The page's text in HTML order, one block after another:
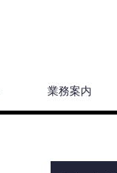
業務案内